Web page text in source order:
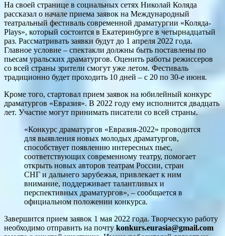
На своей странице в социальных сетях Николай Коляда
рассказал о начале приема заявок на Международный
театральный фестиваль современной драматургии «Коляда-
Plays», который состоится в Екатеринбурге в четырнадцатый
раз. Рассматривать заявки будут до 1 апреля 2022 года.
Главное условие – спектакли должны быть поставлены по
пьесам уральских драматургов. Оценить работы режиссеров
со всей страны зрители смогут уже летом. Фестиваль
традиционно будет проходить 10 дней – с 20 по 30-е июня.
Кроме того, стартовал прием заявок на юбилейный конкурс
драматургов «Евразия». В 2022 году ему исполнится двадцать
лет. Участие могут принимать писатели со всей страны.
«Конкурс драматургов «Евразия-2022» проводится
для выявления новых молодых драматургов,
способствует появлению интересных пьес,
соответствующих современному театру, помогает
открыть новых авторов театрам России, стран
СНГ и дальнего зарубежья, привлекает к ним
внимание, поддерживает талантливых и
перспективных драматургов», – сообщается в
официальном положении конкурса.
Завершится прием заявок 1 мая 2022 года. Творческую работу
необходимо отправить на почту konkurs.eurasia@gmail.com